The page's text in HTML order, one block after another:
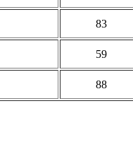
83
59
88